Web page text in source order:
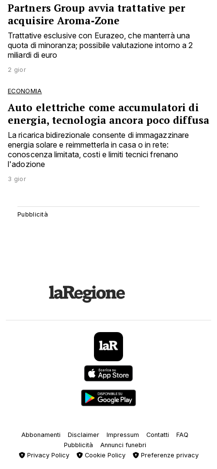
Partners Group avvia trattative per
acquisire Aroma‑Zone
Trattative esclusive con Eurazeo, che manterrà una
quota di minoranza; possibile valutazione intorno a 2
miliardi di euro
2 gior
ECONOMIA
Auto elettriche come accumulatori di
energia, tecnologia ancora poco diffusa
La ricarica bidirezionale consente di immagazzinare
energia solare e reimmetterla in casa o in rete:
conoscenza limitata, costi e limiti tecnici frenano
l'adozione
3 gior
Abbonamenti Disclaimer Impressum Contatti
FAQ
Pubblicità
Annunci funebri
Privacy Policy
Cookie Policy Preferenze privacy